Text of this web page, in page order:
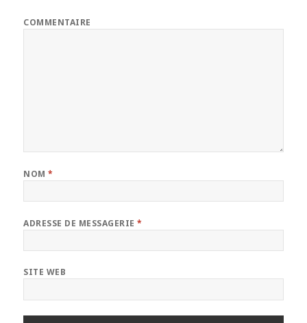
COMMENTAIRE
NOM*
ADRESSE DE MESSAGERIE*
SITE WEB